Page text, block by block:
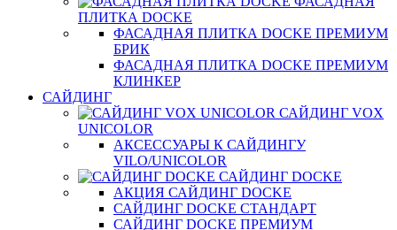
ПЛИТКА DOCKE
ФАСАДНАЯ ПЛИТКА DOCKE ПРЕМИУМ
БРИК
ФАСАДНАЯ ПЛИТКА DOCKE ПРЕМИУМ
КЛИНКЕР
САЙДИНГ
САЙДИНГ VOX
UNICOLOR
АКСЕССУАРЫ К САЙДИНГУ
VILO/UNICOLOR
САЙДИНГ DOCKE
АКЦИЯ САЙДИНГ DOCKE
САЙДИНГ DOCKE СТАНДАРТ
САЙДИНГ DOCKE ПРЕМИУМ